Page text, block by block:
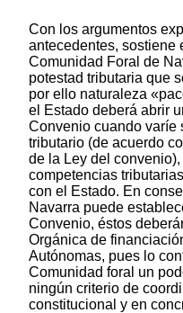
Con los argumentos
antecedentes, sostiene
Comunidad Foral de
potestad tributaria que
por ello naturaleza
el Estado deberá abrir
Convenio cuando varíe
tributario (de acuerdo
de la Ley del
competencias
con el Estado. En
Navarra puede
Convenio, éstos
Orgánica de
Autónomas, pues lo
Comunidad foral un
ningún criterio de
constitucional y en